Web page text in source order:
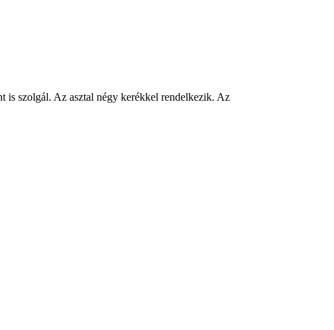
is szolgál. Az asztal négy kerékkel rendelkezik. Az